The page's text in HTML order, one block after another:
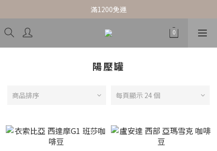
滿1200免運
陽壓罐
商品排序 每頁顯示 24 個